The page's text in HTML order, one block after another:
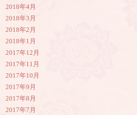
2018年4月
2018年3月
2018年2月
2018年1月
2017年12月
2017年11月
2017年10月
2017年9月
2017年8月
2017年7月